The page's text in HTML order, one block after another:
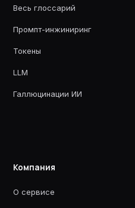
Весь глоссарий
Промпт-инжиниринг
Токены
LLM
Галлюцинации ИИ
Компания
О сервисе